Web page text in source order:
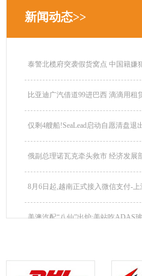
新闻动态>>
泰警北榄府突袭假货窝点 中国籍嫌
比亚迪广汽借道99进巴西 滴滴用
仅剩4艘船!SeaLead启动自愿清盘
俄副总理诺瓦克牵头救市 经济发展
8月6日起,越南正式接入微信支付-上
美澳汽配“八仙”出炉:美站吃ADAS